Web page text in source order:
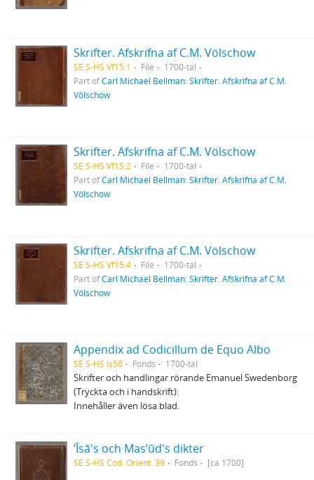
Skrifter. Afskrifna af C.M. Völschow
SE S-HS Vf15:1 File
1700-tal
Part ofCarl Michael Bellman: Skrifter. Afskrifna af C.M.
Völschow
Skrifter. Afskrifna af C.M. Völschow
SE S-HS Vf15:2 File
1700-tal
Part ofCarl Michael Bellman: Skrifter. Afskrifna af C.M.
Völschow
Skrifter. Afskrifna af C.M. Völschow
SE S-HS Vf15:4 File
1700-tal
Part ofCarl Michael Bellman: Skrifter. Afskrifna af C.M.
Völschow
Appendix ad Codicillum de Equo Albo
SE S-HS Is58 Fonds 1700-tal
Skrifter och handlingar rörande Emanuel Swedenborg
(Tryckta och i handskrift).
Innehåller även lösa blad.
ʼĪsā's och Masʼūd's dikter
SE S-HS Cod. Orient. 39 Fonds [ca 1700]